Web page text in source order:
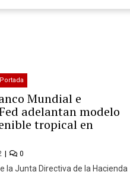
Portada
Mundial e
adelantan modelo
tropical en
0
la Junta Directiva de la Hacienda